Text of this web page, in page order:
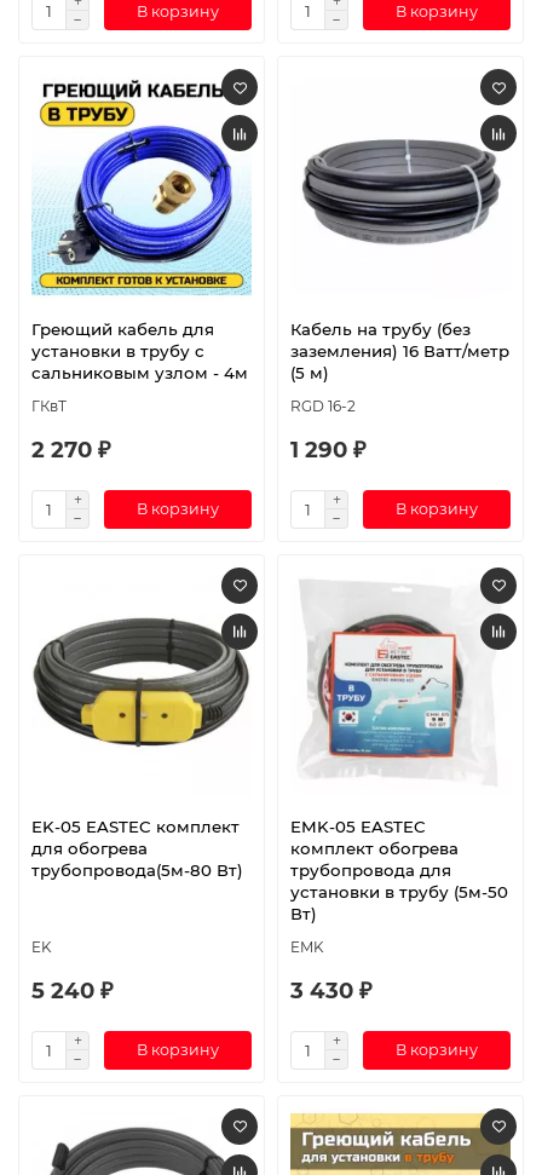
В корзину В корзину
Греющий кабель для
установки в трубу с
сальниковым узлом - 4м
ГКвТ
2 270 ₽
В корзину
Кабель на трубу (без
заземления) 16 Ватт/метр
(5 м)
RGD 16-2
1 290 ₽
В корзину
EK-05 EASTEC комплект
для обогрева
трубопровода(5м-80 Вт)
EK
5 240 ₽
В корзину
EMK-05 EASTEC
комплект обогрева
трубопровода для
установки в трубу (5м-50
Вт)
EMK
3 430 ₽
В корзину